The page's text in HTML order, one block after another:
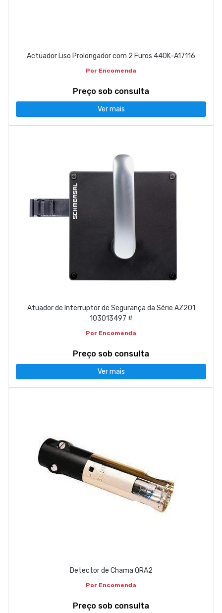
Actuador Liso Prolongador com 2 Furos 440K-A17116
Por Encomenda
Preço sob consulta
Ver mais
Atuador de Interruptor de Segurança da Série AZ201
103013497 #
Por Encomenda
Preço sob consulta
Ver mais
Detector de Chama QRA2
Por Encomenda
Preço sob consulta